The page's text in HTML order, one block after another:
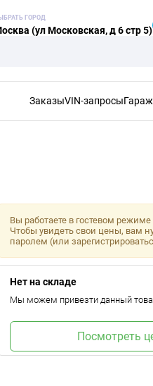
ГОРОД
(ул Московская, д 6 стр 5)
ЗаказыVIN-запросыГараж
Вы работаете в гостевом
Чтобы увидеть свои цены, вам
паролем (или
Нет на складе
Мы можем привезти данный
Посмотреть